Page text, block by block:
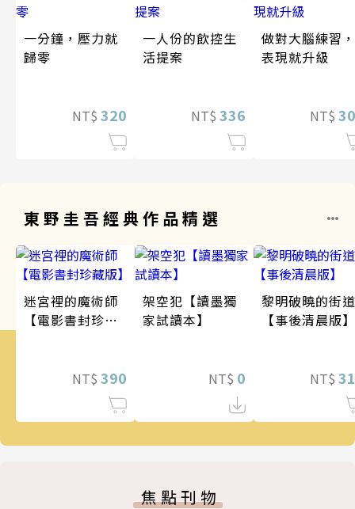
一分鐘，壓力就
歸零
NT$ 320
一人份的飲控生
活提案
NT$ 336
做對大腦練習，
表現就升級
NT$
東野圭吾經典作品精選
迷宮裡的魔術師
【電影書封珍藏
NT$ 390
架空犯【讀墨獨
家試讀本】
NT$ 0
黎明破曉的街道
【事後清晨版】
NT$
焦點刊物